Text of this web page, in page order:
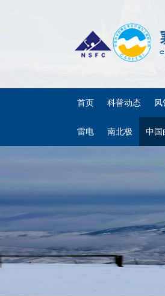
首页 科普动态 风
雷电 南北极 中国